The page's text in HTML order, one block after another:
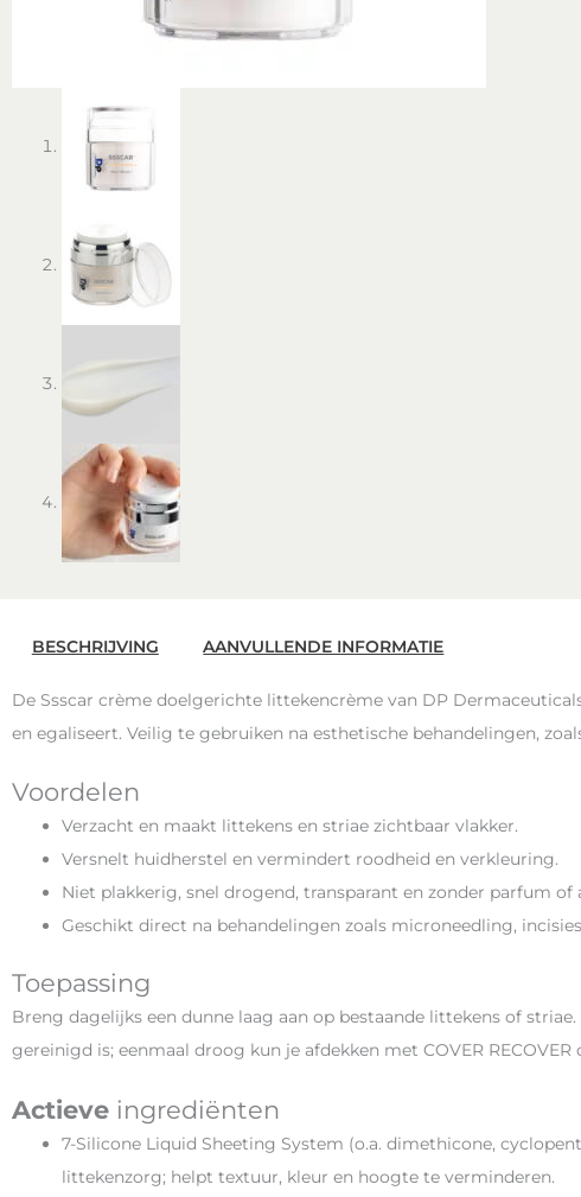
BESCHRIJVING AANVULLENDE INFORMATIE
De Ssscar crème doelgerichte littekencrème van DP
en egaliseert. Veilig te gebruiken na esthetische behandelingen,
Voordelen
Verzacht en maakt littekens en striae zichtbaar vlakker.
Versnelt huidherstel en vermindert roodheid en verkleuring.
Niet plakkerig, snel drogend, transparant en zonder parfum of
Geschikt direct na behandelingen zoals microneedling,
Toepassing
Breng dagelijks een dunne laag aan op bestaande littekens of
gereinigd is; eenmaal droog kun je afdekken met COVER RECOVER
Actieve ingrediënten
7-Silicone Liquid Sheeting System (o.a. dimethicone,
littekenzorg; helpt textuur, kleur en hoogte te verminderen.